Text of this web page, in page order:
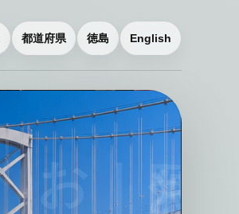
都道府県 徳島 English